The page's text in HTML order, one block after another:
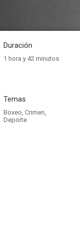
Duración
1 hora y 42 minutos
Temas
Boxeo, Crimen,
Deporte